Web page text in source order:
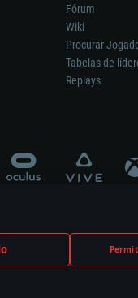
Fórum
Wiki
Procurar
Tabelas de
Replays
ou aval do respetivo